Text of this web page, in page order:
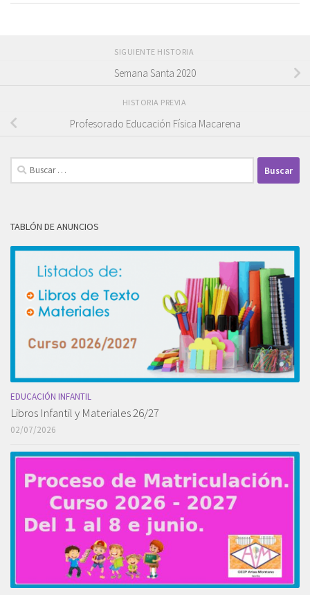
SIGUIENTE HISTORIA
Semana Santa 2020
HISTORIA PREVIA
Profesorado Educación Física Macarena
Buscar:
TABLÓN DE ANUNCIOS
EDUCACIÓN INFANTIL
Libros Infantil y Materiales 26/27
02/07/2026